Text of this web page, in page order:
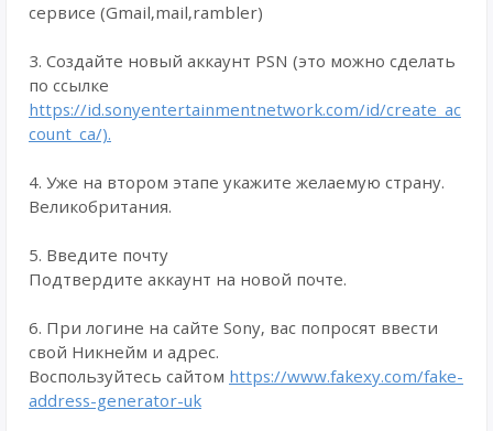
сервисе (Gmail,mail,rambler)
3. Создайте новый аккаунт PSN (это можно сделать
по ссылке
https://id.sonyentertainmentnetwork.com/id/create_ac
count_ca/).
4. Уже на втором этапе укажите желаемую страну.
Великобритания.
5. Введите почту
Подтвердите аккаунт на новой почте.
6. При логине на сайте Sony, вас попросят ввести
свой Никнейм и адрес.
Воспользуйтесь сайтом https://www.fakexy.com/fake-
address-generator-uk